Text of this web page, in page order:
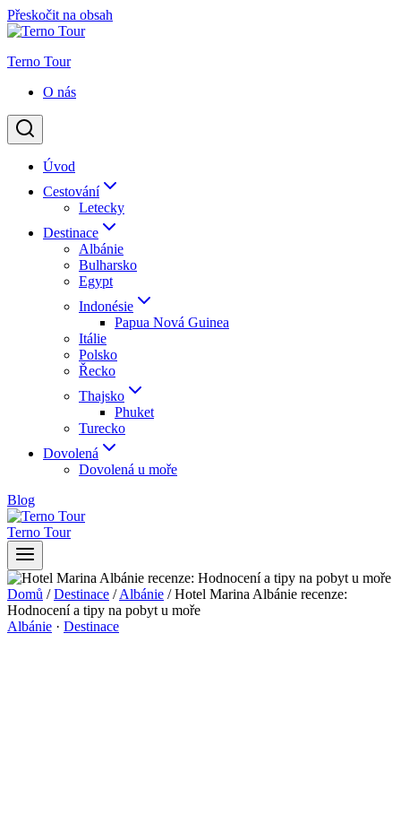
Přeskočit na obsah
Terno Tour
O nás
Úvod
Cestování
Letecky
Destinace
Albánie
Bulharsko
Egypt
Indonésie
Papua Nová Guinea
Itálie
Polsko
Řecko
Thajsko
Phuket
Turecko
Dovolená
Dovolená u moře
Blog
Terno Tour
Domů / Destinace / Albánie / Hotel Marina Albánie recenze:
Hodnocení a tipy na pobyt u moře
Albánie · Destinace